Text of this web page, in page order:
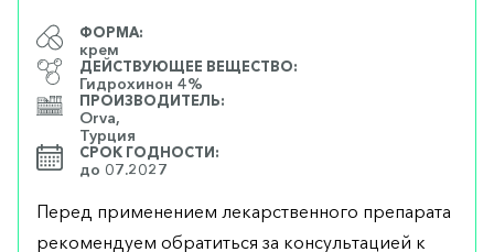
ФОРМА:
крем
ДЕЙСТВУЮЩЕЕ ВЕЩЕСТВО:
Гидрохинон 4%
ПРОИЗВОДИТЕЛЬ:
Orva,
Турция
СРОК ГОДНОСТИ:
до 07.2027
Перед применением лекарственного препарата
рекомендуем обратиться за консультацией к